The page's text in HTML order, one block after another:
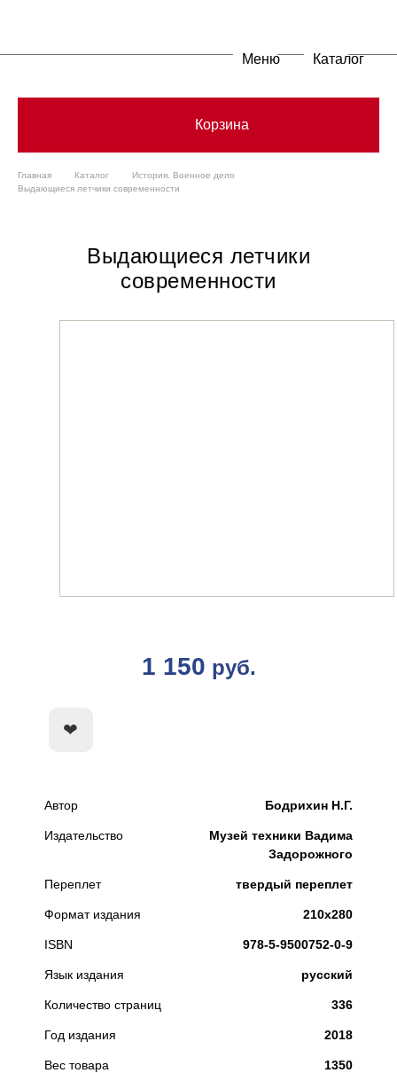
Меню Каталог
Корзина
Главная Каталог
История. Военное дело
Выдающиеся летчики современности
Выдающиеся летчики
современности
1 150 руб.
Автор Бодрихин Н.Г.
Издательство
Музей техники Вадима
Задорожного
Переплет твердый переплет
Формат издания 210х280
ISBN 978-5-9500752-0-9
Язык издания русский
Количество страниц 336
Год издания 2018
Вес товара 1350